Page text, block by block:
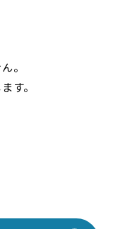
。
す。